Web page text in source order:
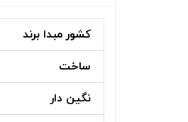
کشور مبدا برند
ساخت
نگین دار